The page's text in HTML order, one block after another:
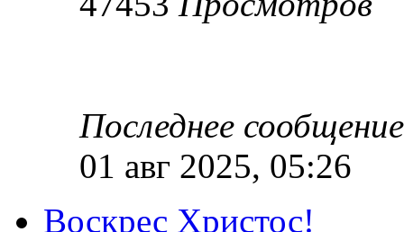
Последнее
01 авг 2025, 05:26
Воскрес Христос!